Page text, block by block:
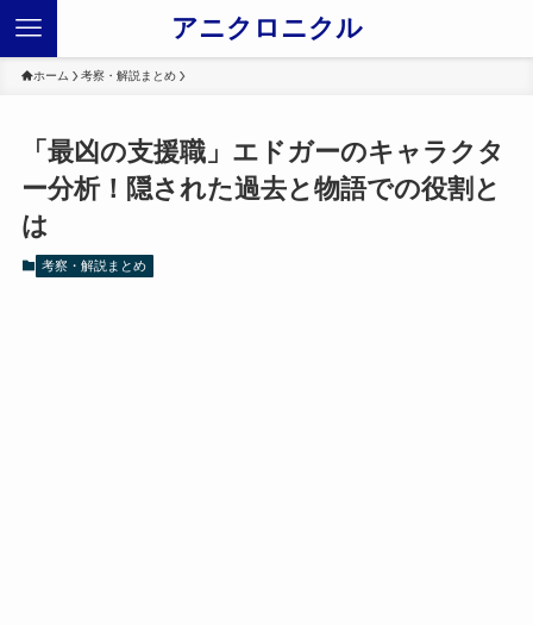
アニクロニクル
ホーム 考察・解説まとめ
「最凶の支援職」エドガーのキャラクタ
ー分析！隠された過去と物語での役割と
は
考察・解説まとめ